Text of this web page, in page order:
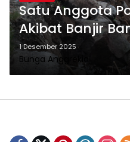
Satu Anggota
Akibat Banjir
1 Desember 2025
Bunga Anggrekia